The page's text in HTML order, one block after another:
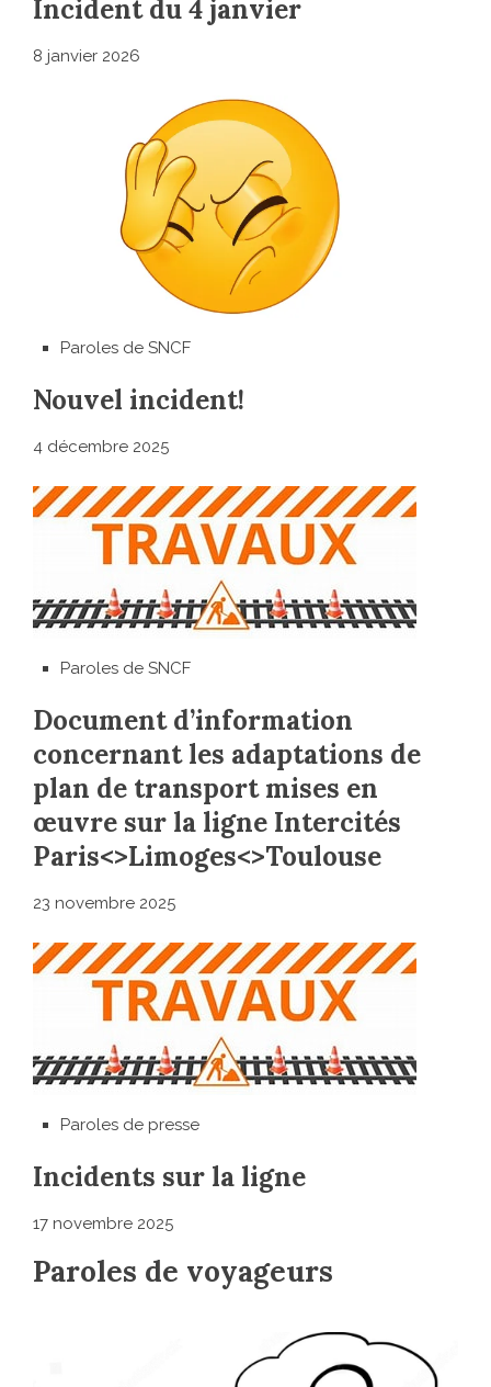
Incident du 4 janvier
8 janvier 2026
Paroles de SNCF
Nouvel incident!
4 décembre 2025
Paroles de SNCF
Document d’information
concernant les adaptations de
plan de transport mises en
œuvre sur la ligne Intercités
Paris<>Limoges<>Toulouse
23 novembre 2025
Paroles de presse
Incidents sur la ligne
17 novembre 2025
Paroles de voyageurs